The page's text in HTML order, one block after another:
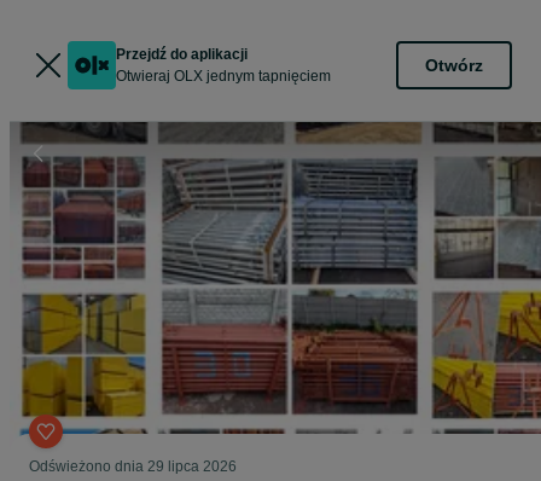
Przejdź do aplikacji
Otwieraj OLX jednym tapnięciem
Otwórz
Odświeżono dnia 29 lipca 2026